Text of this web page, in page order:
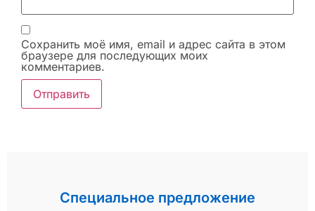
Сохранить моё имя, email и адрес сайта в этом
браузере для последующих моих
комментариев.
Специальное предложение